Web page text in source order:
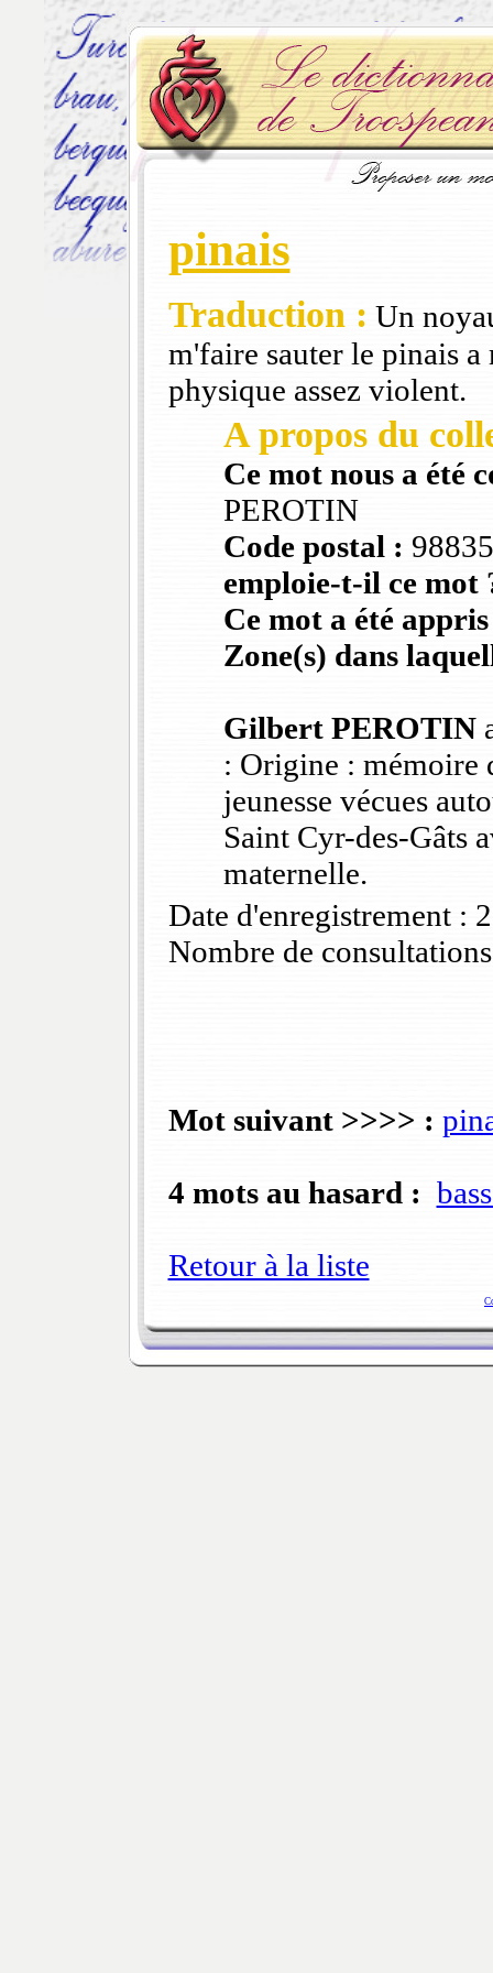
pinais
Traduction : Un
m'faire sauter le pinais
physique assez violent.
A propos du
Ce mot nous a été
PEROTIN
Code postal :
emploie-t-il ce mot
Ce mot a été
Zone(s) dans
Gilbert PEROTIN
: Origine : mémoire
jeunesse vécues
Saint Cyr-des-Gâts
maternelle.
Date d'enregistrement :
Nombre de
Mot suivant >>>> :
4 mots au hasard :
Retour à la liste